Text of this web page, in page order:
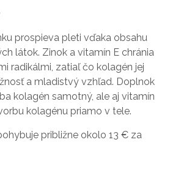
prospieva pleti vďaka obsahu
látok. Zinok a vitamín E chránia
radikálmi, zatiaľ čo kolagén jej
a mladistvý vzhľad. Doplnok
kolagén samotný, ale aj vitamín
kolagénu priamo v tele.
približne okolo 13 € za